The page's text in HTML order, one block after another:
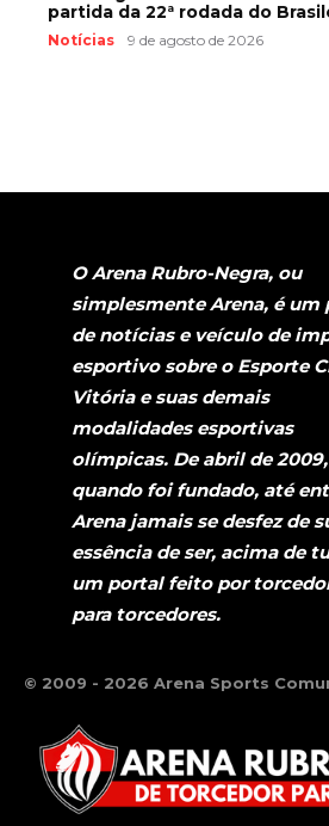
partida da 22ª rodada do
Notícias 9 de agosto de 2026
O Arena Rubro-Negra, ou
simplesmente Arena, é um
de notícias e veículo de
esportivo sobre o Esporte
Vitória e suas demais
modalidades esportivas
olímpicas. De abril de 2009,
quando foi fundado, até
Arena jamais se desfez de
essência de ser, acima de
um portal feito por
para torcedores.
© 2009 - 2026 Arena Sports